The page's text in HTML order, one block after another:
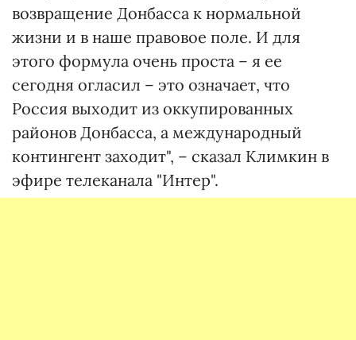
возвращение Донбасса к нормальной
жизни и в наше правовое поле. И для
этого формула очень проста – я ее
сегодня огласил – это означает, что
Россия выходит из оккупированных
районов Донбасса, а международный
контингент заходит", – сказал Климкин в
эфире телеканала "Интер".